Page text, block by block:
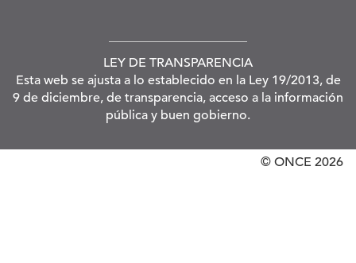
LEY DE TRANSPARENCIA
Esta web se ajusta a lo establecido en la Ley 19/2013, de
9 de diciembre, de transparencia, acceso a la información
pública y buen gobierno.
© ONCE 2026